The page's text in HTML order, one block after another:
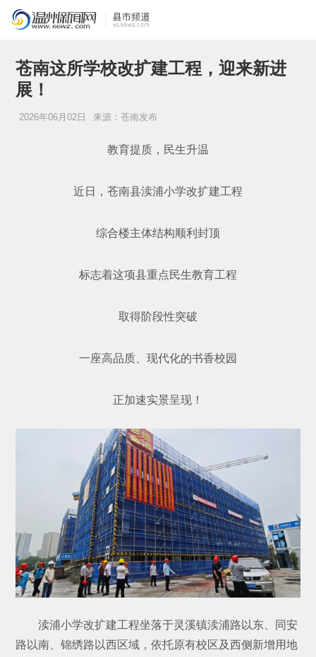
苍南这所学校改扩建工程，迎来新进
展！
2026年06月02日 来源：苍南发布
教育提质，民生升温
近日，苍南县渎浦小学改扩建工程
综合楼主体结构顺利封顶
标志着这项县重点民生教育工程
取得阶段性突破
一座高品质、现代化的书香校园
正加速实景呈现！
渎浦小学改扩建工程坐落于灵溪镇渎浦路以东、同安
路以南、锦绣路以西区域，依托原有校区及西侧新增用地